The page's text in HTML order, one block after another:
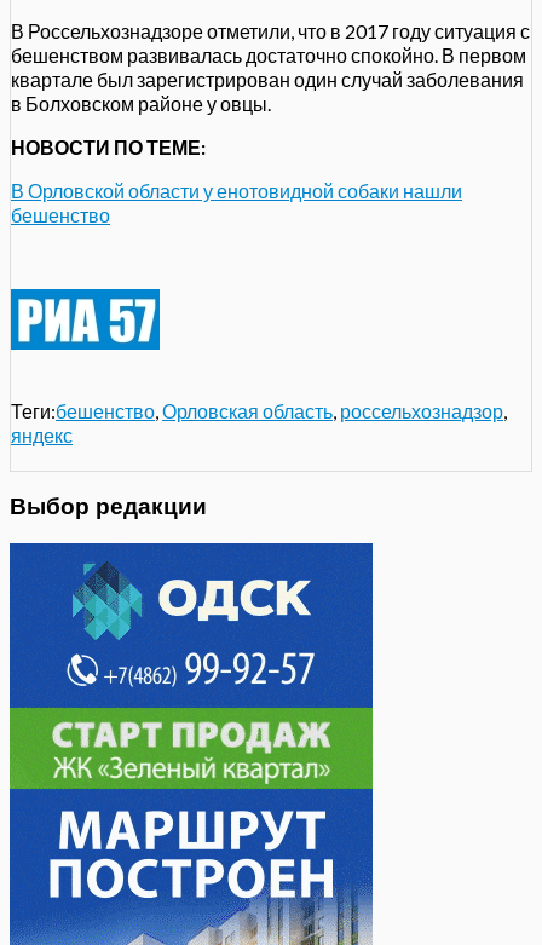
В Россельхознадзоре отметили, что в 2017 году ситуация с
бешенством развивалась достаточно спокойно. В первом
квартале был зарегистрирован один случай заболевания
в Болховском районе у овцы.
НОВОСТИ ПО ТЕМЕ:
В Орловской области у енотовидной собаки нашли
бешенство
Теги:бешенство Орловская область россельхознадзор
яндекс
Выбор редакции